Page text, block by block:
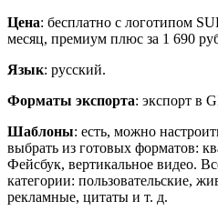
Цена: бесплатно c логотипом
месяц, премиум плюс за 1 690
Язык: русский.
Форматы экспорта: экспорт в
Шаблоны: есть, можно
выбрать из готовых форматов:
Фейсбук, вертикальное видео.
категории: пользовательские,
рекламные, цитаты и т. д.